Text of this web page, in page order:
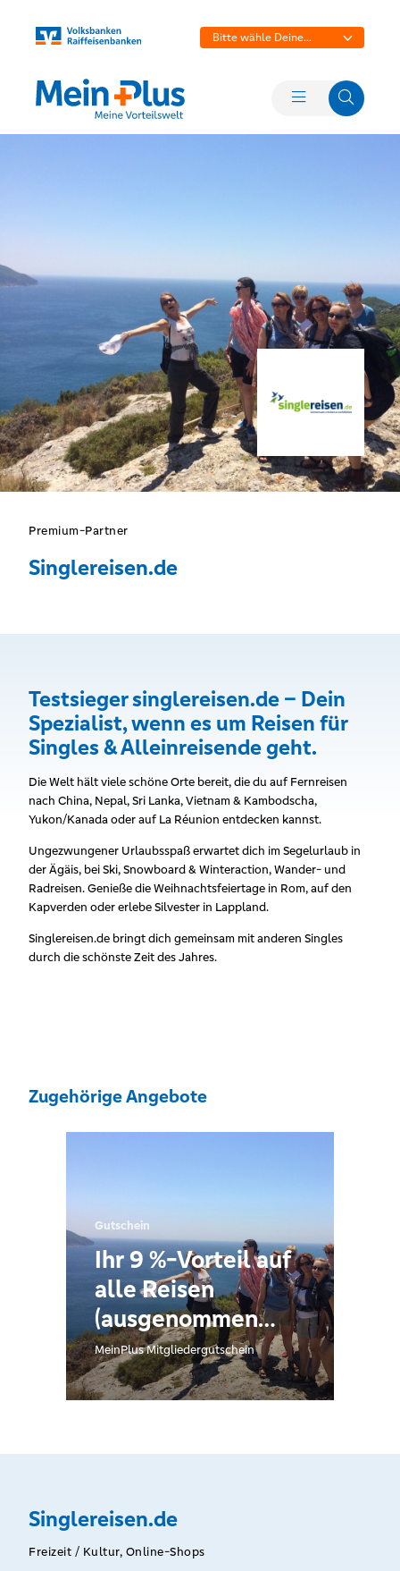
Bitte wähle Deine
Premium-Partner
Singlereisen.de
Testsieger singlereisen.de – Dein
Spezialist, wenn es um Reisen für
Singles & Alleinreisende geht.
Die Welt hält viele schöne Orte bereit, die du auf Fernreisen
nach China, Nepal, Sri Lanka, Vietnam & Kambodscha,
Yukon/Kanada oder auf La Réunion entdecken kannst.
Ungezwungener Urlaubsspaß erwartet dich im Segelurlaub in
der Ägäis, bei Ski, Snowboard & Winteraction, Wander- und
Radreisen. Genieße die Weihnachtsfeiertage in Rom, auf den
Kapverden oder erlebe Silvester in Lappland.
Singlereisen.de bringt dich gemeinsam mit anderen Singles
durch die schönste Zeit des Jahres.
Zugehörige Angebote
Gutschein
Ihr 9 %-Vorteil auf
alle Reisen
(ausgenommen
ALDIANA), die mit
dem
Gutscheincode
Besondere
Reiseerlebnisse für
MeinPlus Mitgliedergutschein
Singlereisen.de
Freizeit / Kultur, Online-Shops